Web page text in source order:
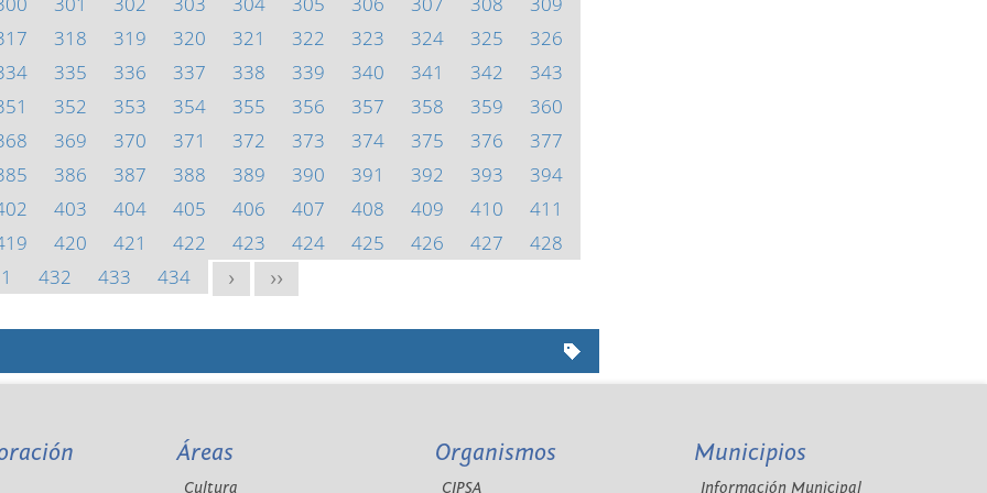
318 319 320 321 322 323 324 325
326
335 336 337 338 339 340 341 342
343
352 353 354 355 356 357 358 359
360
369 370 371 372 373 374 375 376
377
386 387 388 389 390 391 392 393
394
403 404 405 406 407 408 409 410
411
420 421 422 423 424 425 426 427
428
432 433 434 > >>
Áreas
Cultura
Organismos
CIPSA
Municipios
Información Municipal